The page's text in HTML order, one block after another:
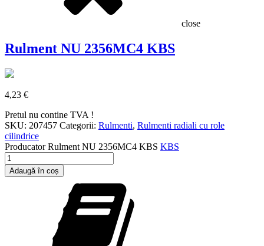
close
Rulment NU 2356MC4 KBS
4,23 €
Pretul nu contine TVA !
SKU: 207457 Categorii: Rulmenti, Rulmenti radiali cu role
cilindrice
ProducatorRulment NU 2356MC4 KBS KBS
Cantitate
Rulment
NU
Adaugă în coș